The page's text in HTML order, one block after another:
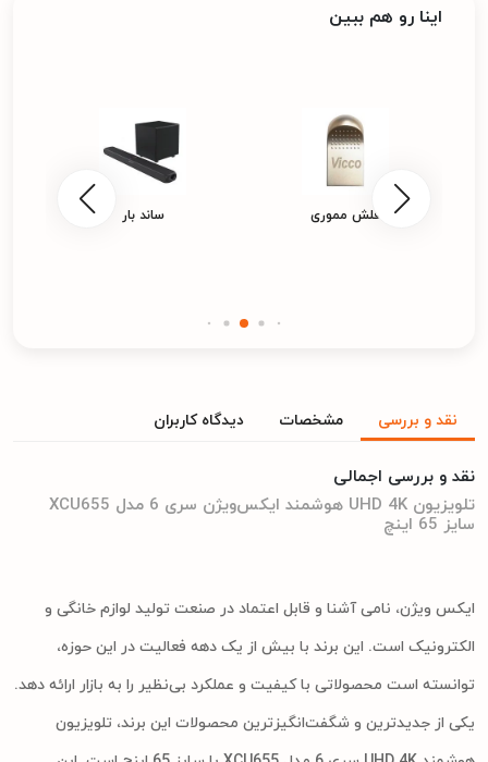
اینا رو هم ببین
فلش مموری ساند بار
نقد و بررسی مشخصات دیدگاه کاربران
نقد و بررسی اجمالی
تلویزیون UHD 4K هوشمند ایکس‌ویژن سری 6 مدل XCU655
سایز 65 اینچ
ایکس ‌ویژن، نامی آشنا و قابل اعتماد در صنعت تولید لوازم خانگی و
الکترونیک است. این برند با بیش از یک دهه فعالیت در این حوزه،
توانسته است محصولاتی با کیفیت و عملکرد بی‌نظیر را به بازار ارائه دهد.
یکی از جدیدترین و شگفت‌انگیزترین محصولات این برند، تلویزیون